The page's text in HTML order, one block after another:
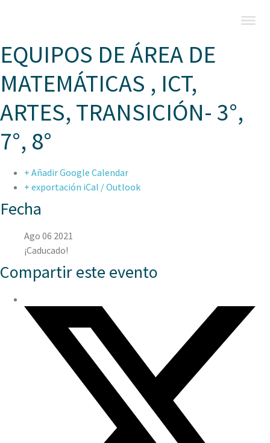
EQUIPOS DE ÁREA DE
MATEMÁTICAS , ICT,
ARTES, TRANSICIÓN- 3°,
7°, 8°
+ Añadir Google Calendar
+ exportación iCal / Outlook
Fecha
Ago 06 2021
¡Caducado!
Compartir este evento